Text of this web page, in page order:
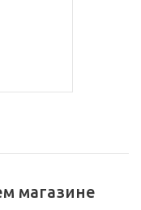
магазине